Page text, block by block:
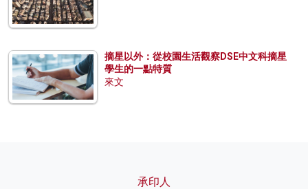
摘星以外：從校園生活觀察DSE中文科摘星
學生的一點特質
來文
承印人